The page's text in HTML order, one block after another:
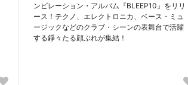
ンピレーション・アルバム『BLEEP10』をリリ
ース！テクノ、エレクトロニカ、ベース・ミュ
ージックなどのクラブ・シーンの表舞台で活躍
する錚々たる顔ぶれが集結！